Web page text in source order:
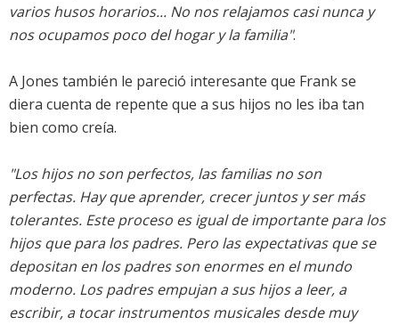
varios husos horarios... No nos relajamos casi nunca y
nos ocupamos poco del hogar y la familia".
A Jones también le pareció interesante que Frank se
diera cuenta de repente que a sus hijos no les iba tan
bien como creía.
"Los hijos no son perfectos, las familias no son
perfectas. Hay que aprender, crecer juntos y ser más
tolerantes. Este proceso es igual de importante para los
hijos que para los padres. Pero las expectativas que se
depositan en los padres son enormes en el mundo
moderno. Los padres empujan a sus hijos a leer, a
escribir, a tocar instrumentos musicales desde muy